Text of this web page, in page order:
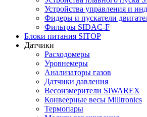
Устройства управления и
Фидеры и пускатели
Фильтры SIDAC-F
Блоки питания SITOP
Датчики
Расходомеры
Уровнемеры
Анализаторы газов
Датчики давления
Весоизмерители SIWAREX
Конвеерные весы Milltronics
Термопары